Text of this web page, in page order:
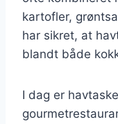
kartofler,
har sikret, at
blandt både
I dag er